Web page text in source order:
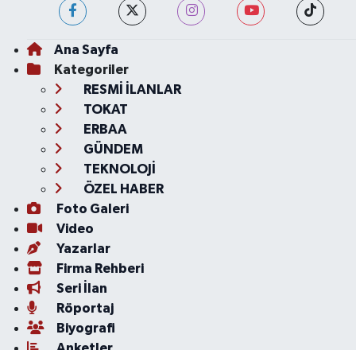
Ana Sayfa
Kategoriler
RESMİ İLANLAR
TOKAT
ERBAA
GÜNDEM
TEKNOLOJİ
ÖZEL HABER
Foto Galeri
Video
Yazarlar
Firma Rehberi
Seri İlan
Röportaj
Biyografi